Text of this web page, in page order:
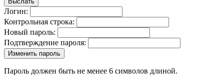
Логин:
Контрольная строка:
Новый пароль:
Подтверждение пароля:
Пароль должен быть не менее 6 символов длиной.